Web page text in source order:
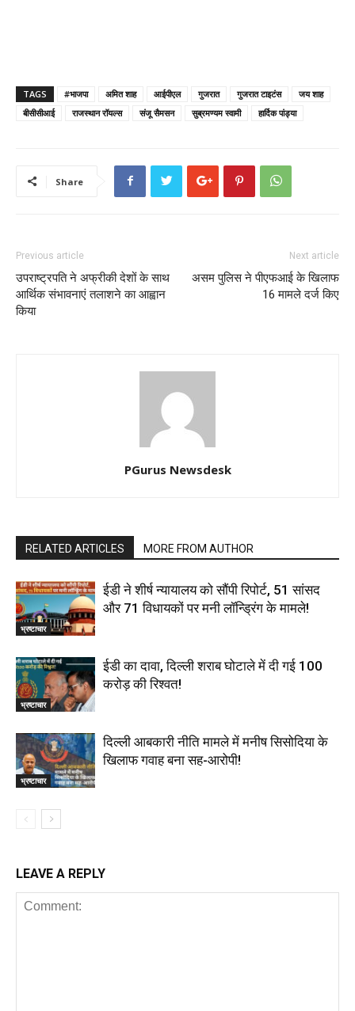
TAGS #भाजपा अमित शाह आईपीएल गुजरात गुजरात टाइटंस
जय शाह
बीसीसीआई
राजस्थान रॉयल्स संजू सैमसन सुब्रमण्यम स्वामी हार्दिक पांड्या
Share
Previous article
उपराष्ट्रपति ने अफ्रीकी देशों के साथ
आर्थिक संभावनाएं तलाशने का आह्वान
किया
Next article
असम पुलिस ने पीएफआई के खिलाफ
16 मामले दर्ज किए
PGurus Newsdesk
RELATED ARTICLES MORE FROM AUTHOR
भ्रष्टाचार
ईडी ने शीर्ष न्यायालय को सौंपी रिपोर्ट, 51 सांसद
और 71 विधायकों पर मनी लॉन्ड्रिंग के मामले!
भ्रष्टाचार
ईडी का दावा, दिल्ली शराब घोटाले में दी गई ₹100
करोड़ की रिश्वत!
भ्रष्टाचार
दिल्‍ली आबकारी नीति मामले में मनीष सिसोदिया के
खिलाफ गवाह बना सह-आरोपी!
LEAVE A REPLY